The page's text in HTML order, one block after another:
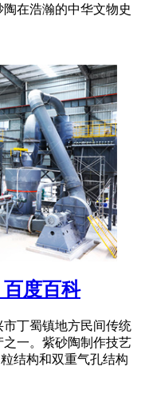
在浩瀚的中华文物史
度百科
丁蜀镇地方民间传统
一。紫砂陶制作技艺
结构和双重气孔结构